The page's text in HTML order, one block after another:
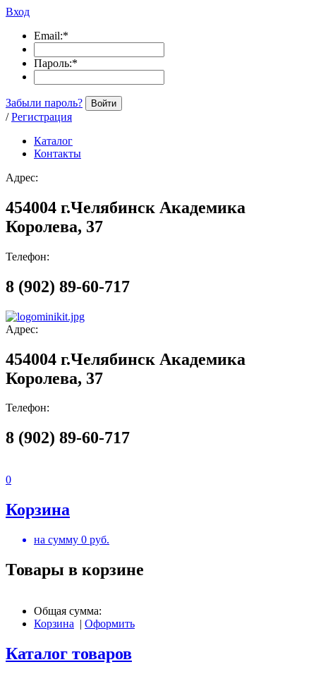
Вход
Email:*
Пароль:*
Забыли пароль? Войти
/ Регистрация
Каталог
Контакты
Адрес:
454004 г.Челябинск Академика
Королева, 37
Телефон:
8 (902) 89-60-717
Адрес:
454004 г.Челябинск Академика
Королева, 37
Телефон:
8 (902) 89-60-717
0
Корзина
на сумму 0 руб.
Товары в корзине
Общая сумма:
Корзина | Оформить
Каталог товаров